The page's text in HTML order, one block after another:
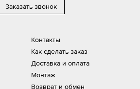
Контакты
Как сделать заказ
Доставка и оплата
Монтаж
Возврат и обмен
Заказать звонок